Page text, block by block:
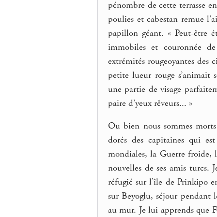
pénombre de cette terrasse
poulies et cabestan remue
papillon géant. « Peut-être
immobiles et couronnée
extrémités rougeoyantes des
petite lueur rouge s’animait
une partie de visage
paire d’yeux rêveurs... »
Ou bien nous sommes
dorés des capitaines qui
mondiales, la Guerre froide,
nouvelles de ses amis
réfugié sur l’île de Prinkipo
sur Beyoglu, séjour pendant
au mur. Je lui apprends que